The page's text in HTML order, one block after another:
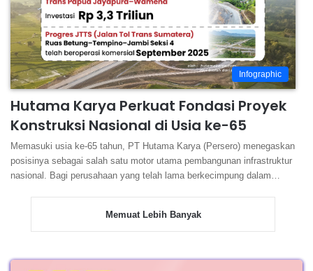
Infographic
Hutama Karya Perkuat Fondasi Proyek
Konstruksi Nasional di Usia ke-65
Memasuki usia ke-65 tahun, PT Hutama Karya (Persero) menegaskan
posisinya sebagai salah satu motor utama pembangunan infrastruktur
nasional. Bagi perusahaan yang telah lama berkecimpung dalam…
Memuat Lebih Banyak